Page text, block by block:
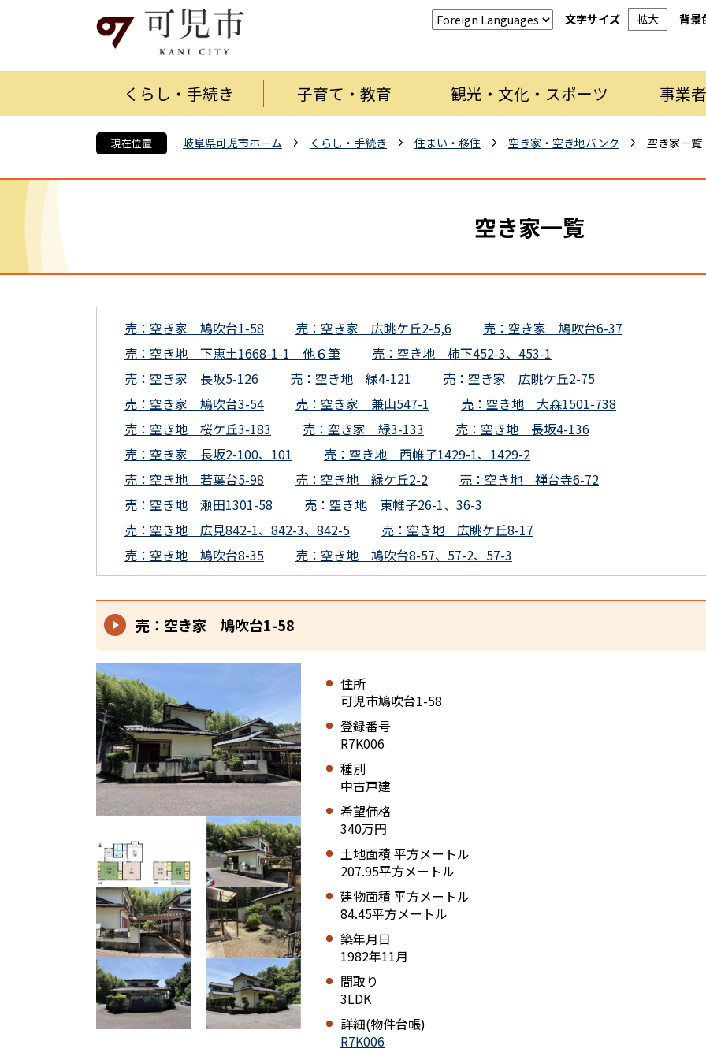
文字サイズ 拡大 背景
くらし・手続き 子育て・教育 観光・文化・スポーツ 事業
現在位置 岐阜県可児市ホーム くらし・手続き 住まい・移住 空き家・空き地バンク 空き家一覧
空き家一覧
売：空き家 鳩吹台1-58 売：空き家 広眺ケ丘2-5,6
売：空き家 鳩吹台6-37
売：空き地 下恵土1668-1-1 他６筆
売：空き地 柿下452-3、453-1
売：空き家 長坂5-126
売：空き地 緑4-121
売：空き家 広眺ケ丘2-75
売：空き家 鳩吹台3-54
売：空き家 兼山547-1
売：空き地 大森1501-738
売：空き地 桜ケ丘3-183
売：空き家 緑3-133
売：空き地 長坂4-136
売：空き家 長坂2-100、101
売：空き地 西帷子1429-1、1429-2
売：空き地 若葉台5-98
売：空き地 緑ケ丘2-2
売：空き地 禅台寺6-72
売：空き地 瀬田1301-58
売：空き地 東帷子26-1、36-3
売：空き地 広見842-1、842-3、842-5
売：空き地 広眺ケ丘8-17
売：空き地 鳩吹台8-35
売：空き地 鳩吹台8-57、57-2、57-3
売：空き家 鳩吹台1-58
住所
可児市鳩吹台1-58
登録番号
R7K006
種別
中古戸建
希望価格
340万円
土地面積 平方メートル
207.95平方メートル
建物面積 平方メートル
84.45平方メートル
築年月日
1982年11月
間取り
3LDK
詳細(物件台帳)
R7K006